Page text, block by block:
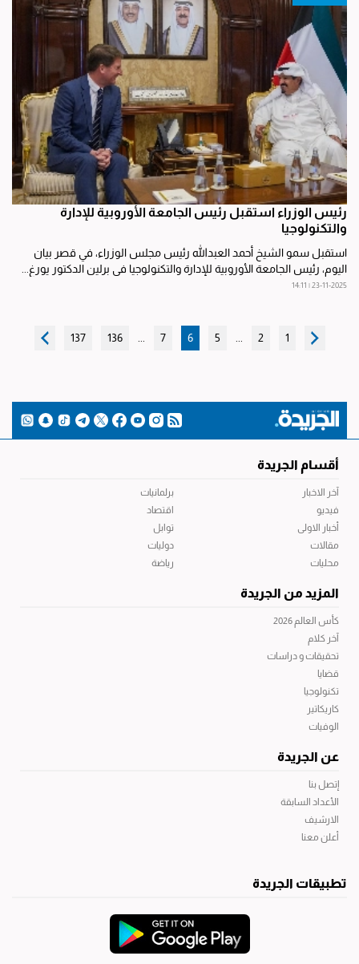
رئيس الوزراء استقبل رئيس الجامعة الأوروبية للإدارة
والتكنولوجيا
استقبل سمو الشيخ أحمد العبدالله رئيس مجلس الوزراء، في قصر بيان
اليوم، رئيس الجامعة الأوروبية للإدارة والتكنولوجيا في برلين الدكتور يورغ...
23-11-2025 | 14:11
1
2
5
6
7
136
137
أقسام الجريدة
آخر الاخبار
فيديو
أخبار الاولى
مقالات
محليات
برلمانيات
اقتصاد
توابل
دوليات
رياضة
المزيد من الجريدة
كأس العالم 2026
آخر كلام
تحقيقات و دراسات
قضايا
تكنولوجيا
كاريكاتير
الوفيات
عن الجريدة
إتصل بنا
الأعداد السابقة
الارشيف
أعلن معنا
تطبيقات الجريدة